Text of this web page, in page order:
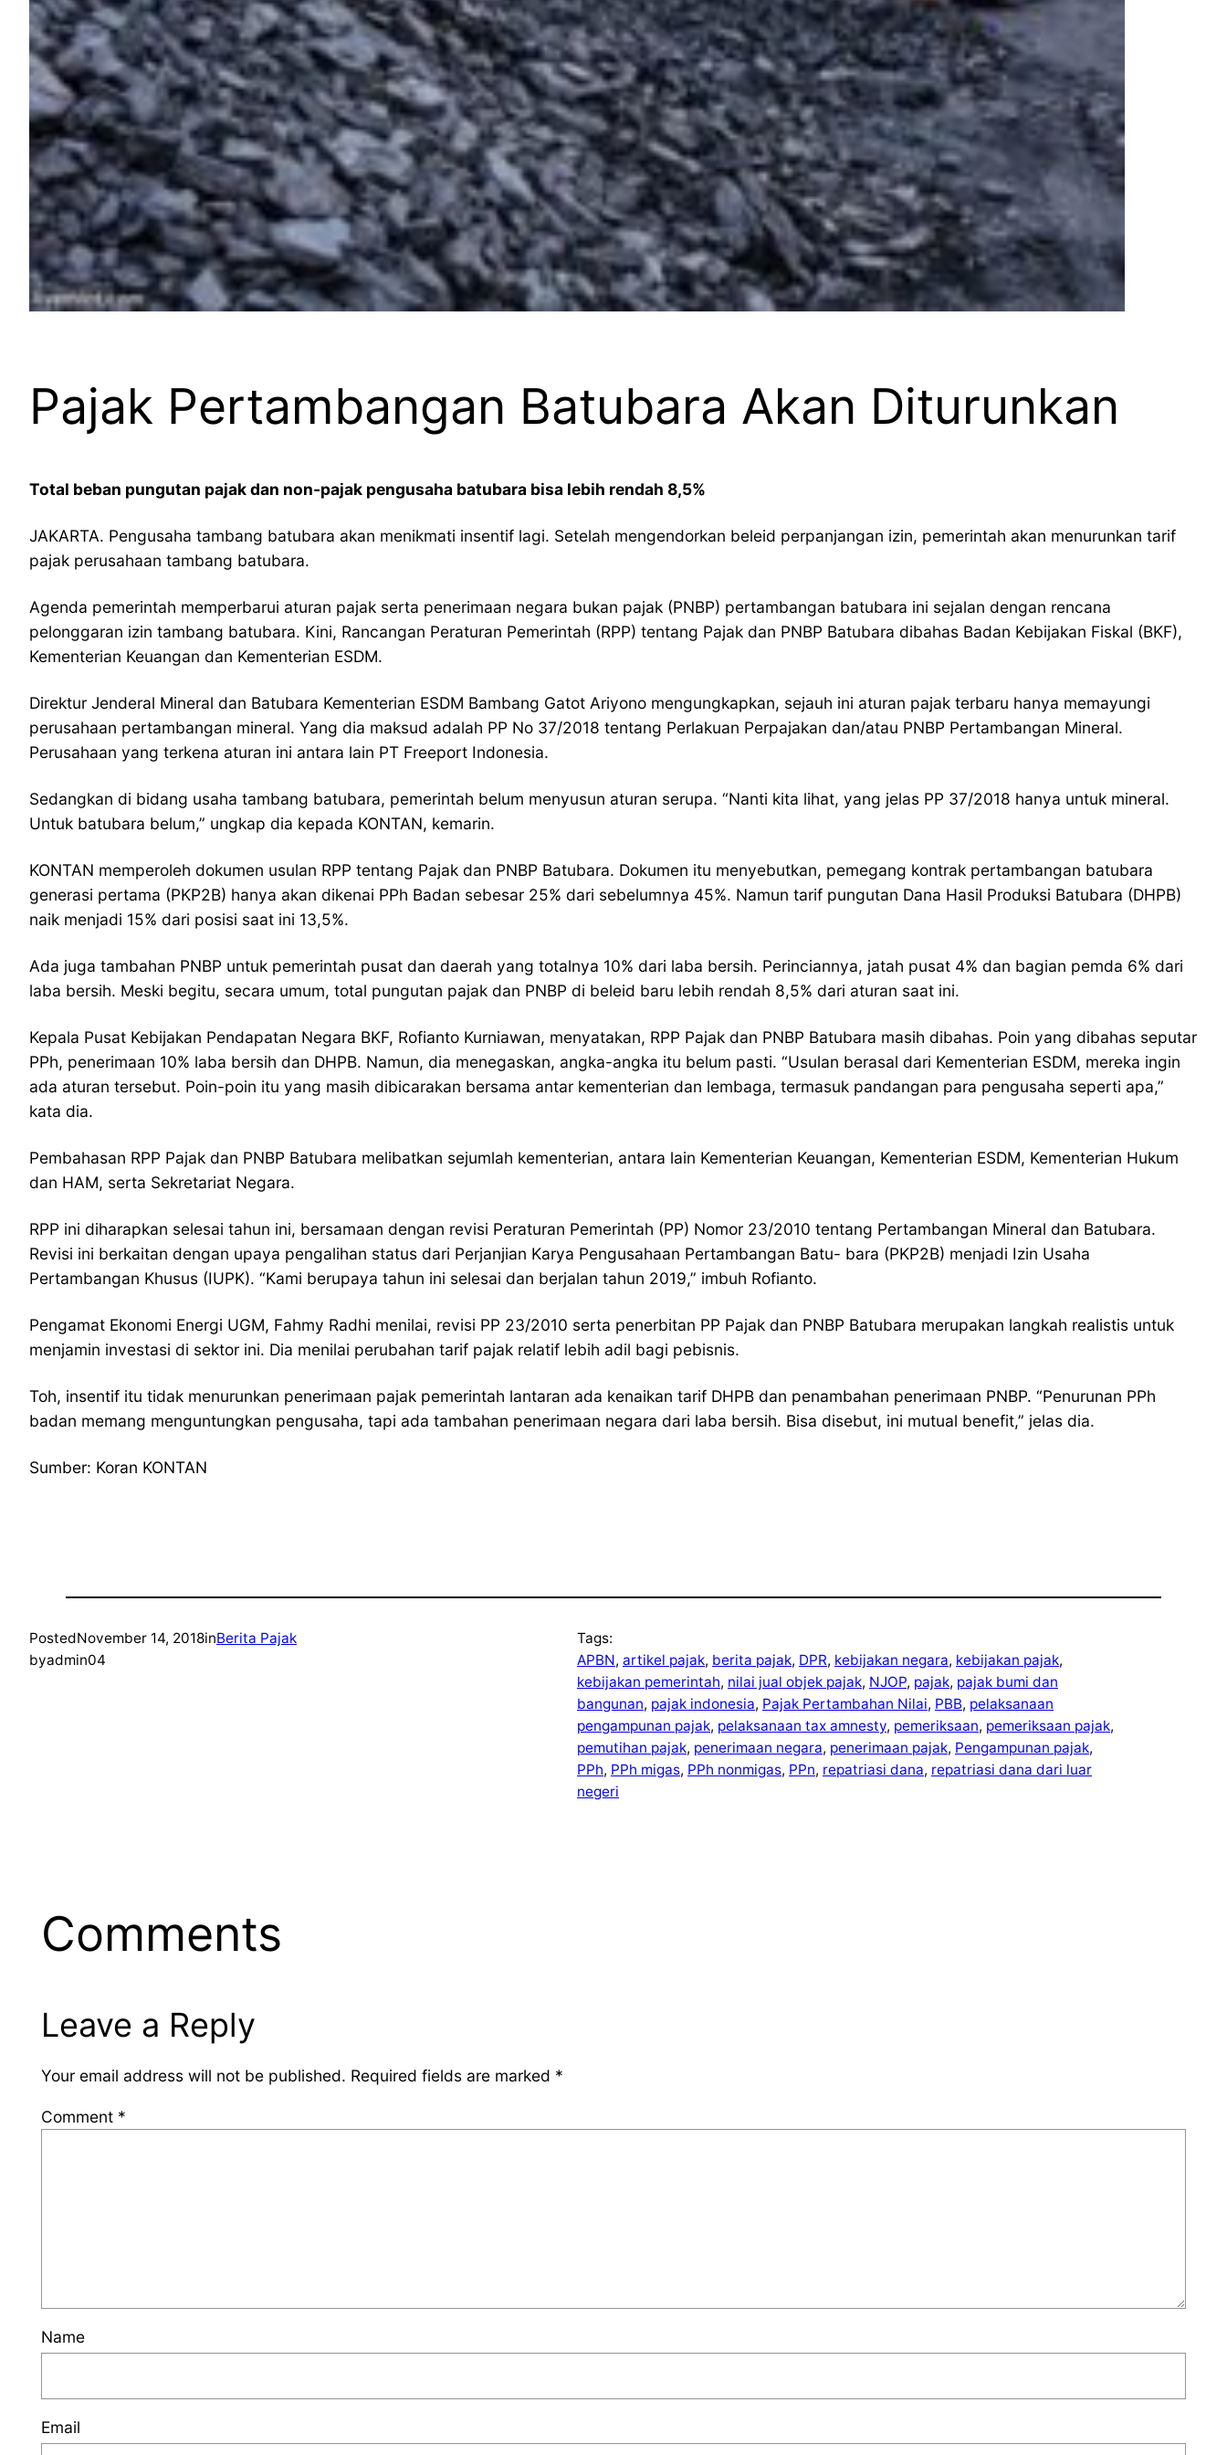
Pajak Pertambangan Batubara Akan Diturunkan
Total beban pungutan pajak dan non-pajak pengusaha batubara bisa lebih rendah 8,5%
JAKARTA. Pengusaha tambang batubara akan menikmati insentif lagi. Setelah mengendorkan beleid perpanjangan izin, pemerintah akan menurunkan tarif
pajak perusahaan tambang batubara.
Agenda pemerintah memperbarui aturan pajak serta penerimaan negara bukan pajak (PNBP) pertambangan batubara ini sejalan dengan rencana
pelonggaran izin tambang batubara. Kini, Rancangan Peraturan Pemerintah (RPP) tentang Pajak dan PNBP Batubara dibahas Badan Kebijakan Fiskal (BKF),
Kementerian Keuangan dan Kementerian ESDM.
Direktur Jenderal Mineral dan Batubara Kementerian ESDM Bambang Gatot Ariyono mengungkapkan, sejauh ini aturan pajak terbaru hanya memayungi
perusahaan pertambangan mineral. Yang dia maksud adalah PP No 37/2018 tentang Perlakuan Perpajakan dan/atau PNBP Pertambangan Mineral.
Perusahaan yang terkena aturan ini antara lain PT Freeport Indonesia.
Sedangkan di bidang usaha tambang batubara, pemerintah belum menyusun aturan serupa. “Nanti kita lihat, yang jelas PP 37/2018 hanya untuk mineral.
Untuk batubara belum,” ungkap dia kepada KONTAN, kemarin.
KONTAN memperoleh dokumen usulan RPP tentang Pajak dan PNBP Batubara. Dokumen itu menyebutkan, pemegang kontrak pertambangan batubara
generasi pertama (PKP2B) hanya akan dikenai PPh Badan sebesar 25% dari sebelumnya 45%. Namun tarif pungutan Dana Hasil Produksi Batubara (DHPB)
naik menjadi 15% dari posisi saat ini 13,5%.
Ada juga tambahan PNBP untuk pemerintah pusat dan daerah yang totalnya 10% dari laba bersih. Perinciannya, jatah pusat 4% dan bagian pemda 6% dari
laba bersih. Meski begitu, secara umum, total pungutan pajak dan PNBP di beleid baru lebih rendah 8,5% dari aturan saat ini.
Kepala Pusat Kebijakan Pendapatan Negara BKF, Rofianto Kurniawan, menyatakan, RPP Pajak dan PNBP Batubara masih dibahas. Poin yang dibahas seputar
PPh, penerimaan 10% laba bersih dan DHPB. Namun, dia menegaskan, angka-angka itu belum pasti. “Usulan berasal dari Kementerian ESDM, mereka ingin
ada aturan tersebut. Poin-poin itu yang masih dibicarakan bersama antar kementerian dan lembaga, termasuk pandangan para pengusaha seperti apa,”
kata dia.
Pembahasan RPP Pajak dan PNBP Batubara melibatkan sejumlah kementerian, antara lain Kementerian Keuangan, Kementerian ESDM, Kementerian Hukum
dan HAM, serta Sekretariat Negara.
RPP ini diharapkan selesai tahun ini, bersamaan dengan revisi Peraturan Pemerintah (PP) Nomor 23/2010 tentang Pertambangan Mineral dan Batubara.
Revisi ini berkaitan dengan upaya pengalihan status dari Perjanjian Karya Pengusahaan Pertambangan Batu- bara (PKP2B) menjadi Izin Usaha
Pertambangan Khusus (IUPK). “Kami berupaya tahun ini selesai dan berjalan tahun 2019,” imbuh Rofianto.
Pengamat Ekonomi Energi UGM, Fahmy Radhi menilai, revisi PP 23/2010 serta penerbitan PP Pajak dan PNBP Batubara merupakan langkah realistis untuk
menjamin investasi di sektor ini. Dia menilai perubahan tarif pajak relatif lebih adil bagi pebisnis.
Toh, insentif itu tidak menurunkan penerimaan pajak pemerintah lantaran ada kenaikan tarif DHPB dan penambahan penerimaan PNBP. “Penurunan PPh
badan memang menguntungkan pengusaha, tapi ada tambahan penerimaan negara dari laba bersih. Bisa disebut, ini mutual benefit,” jelas dia.
Sumber: Koran KONTAN
PostedNovember 14, 2018inBerita Pajak
byadmin04
Tags:
APBN, artikel pajak, berita pajak, DPR, kebijakan negara, kebijakan pajak
kebijakan pemerintah, nilai jual objek pajak, NJOP, pajak, pajak bumi dan
bangunan, pajak indonesia, Pajak Pertambahan Nilai, PBB, pelaksanaan
pengampunan pajak, pelaksanaan tax amnesty, pemeriksaan, pemeriksaan pajak
pemutihan pajak, penerimaan negara, penerimaan pajak, Pengampunan pajak
PPh, PPh migas, PPh nonmigas, PPn, repatriasi dana, repatriasi dana dari luar
negeri
Comments
Leave a Reply
Your email address will not be published. Required fields are marked *
Comment *
Name
Email